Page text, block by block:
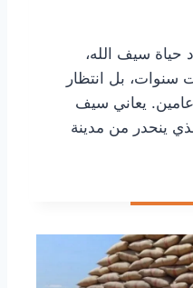
حياة سيف الله،
سنوات، بل انتظار
يعاني سيف
ينحدر من مدينة